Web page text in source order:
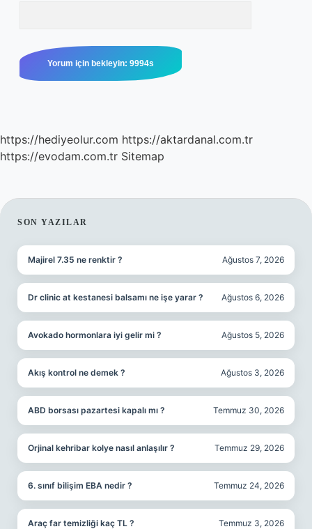
https://hediyeolur.com https://aktardanal.com.tr
https://evodam.com.tr Sitemap
SIDEBAR
SON YAZILAR
Majirel 7.35 ne renktir ? Ağustos 7, 2026
Dr clinic at kestanesi balsamı ne işe yarar ? Ağustos 6, 2026
Avokado hormonlara iyi gelir mi ? Ağustos 5, 2026
Akış kontrol ne demek ? Ağustos 3, 2026
ABD borsası pazartesi kapalı mı ? Temmuz 30, 2026
Orjinal kehribar kolye nasıl anlaşılır ? Temmuz 29, 2026
6. sınıf bilişim EBA nedir ? Temmuz 24, 2026
Araç far temizliği kaç TL ? Temmuz 3, 2026